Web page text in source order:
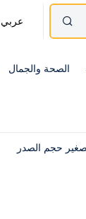
عربي
الصحة والجمال
حجم الصدر